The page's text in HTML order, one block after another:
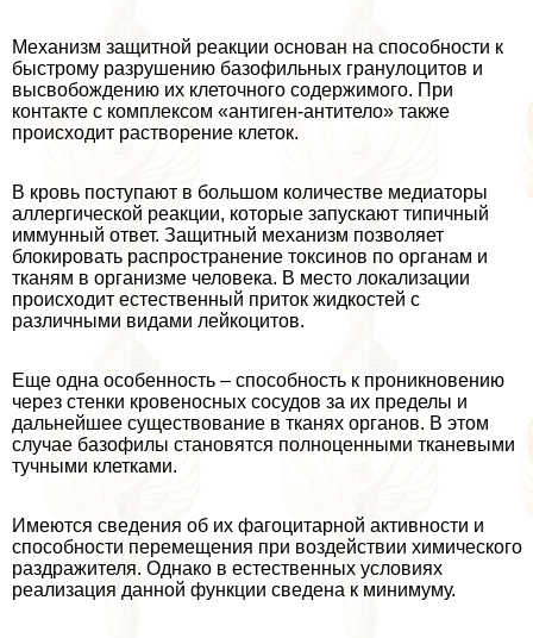
Механизм защитной реакции основан на способности к
быстрому разрушению базофильных гранулоцитов и
высвобождению их клеточного содержимого. При
контакте с комплексом «антиген-антитело» также
происходит растворение клеток.
В кровь поступают в большом количестве медиаторы
аллергической реакции, которые запускают типичный
иммунный ответ. Защитный механизм позволяет
блокировать распространение токсинов по органам и
тканям в организме человека. В место локализации
происходит естественный приток жидкостей с
различными видами лейкоцитов.
Еще одна особенность – способность к проникновению
через стенки кровеносных сосудов за их пределы и
дальнейшее существование в тканях органов. В этом
случае базофилы становятся полноценными тканевыми
тучными клетками.
Имеются сведения об их фагоцитарной активности и
способности перемещения при воздействии химического
раздражителя. Однако в естественных условиях
реализация данной функции сведена к минимуму.